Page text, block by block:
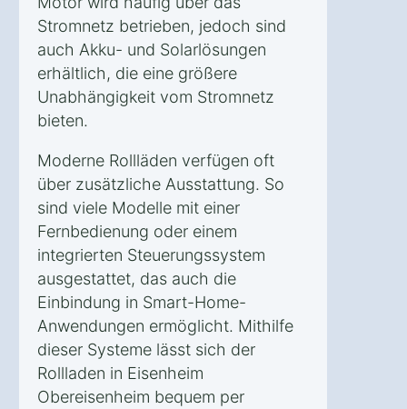
Stromnetz betrieben, jedoch sind
auch Akku- und Solarlösungen
erhältlich, die eine größere
Unabhängigkeit vom Stromnetz
bieten.
Moderne Rollläden verfügen oft
über zusätzliche Ausstattung. So
sind viele Modelle mit einer
Fernbedienung oder einem
integrierten Steuerungssystem
ausgestattet, das auch die
Einbindung in Smart-Home-
Anwendungen ermöglicht. Mithilfe
dieser Systeme lässt sich der
Rollladen in Eisenheim
Obereisenheim bequem per